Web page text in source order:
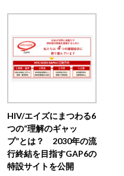
HIV/エイズにまつわる6
つの“理解のギャッ
プ”とは？ 2030年の流
行終結を目指すGAP6の
特設サイトを公開